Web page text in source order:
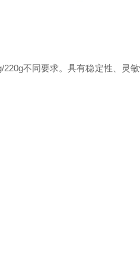
不同要求。具有稳定性、灵